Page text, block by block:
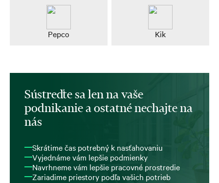
Pepco Kik
Sústreďte sa len na vaše
podnikanie a ostatné nechajte na
nás
Skrátime čas potrebný k nasťahovaniu
Vyjednáme vám lepšie podmienky
Navrhneme vám lepšie pracovné prostredie
Zariadime priestory podľa vašich potrieb